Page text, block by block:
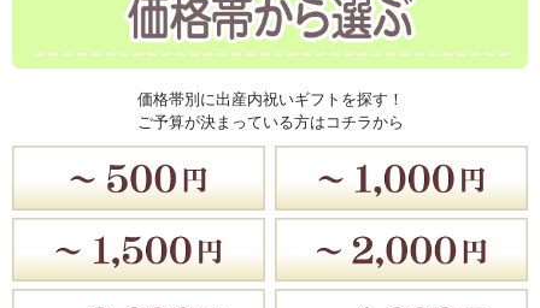
価格帯別に出産内祝いギフトを探す！
ご予算が決まっている方はコチラから